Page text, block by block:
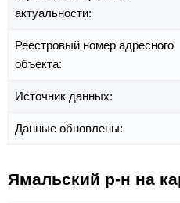
актуальности:
Реестровый номер адресного
объекта:
Источник данных:
Данные обновлены:
Ямальский р-н на